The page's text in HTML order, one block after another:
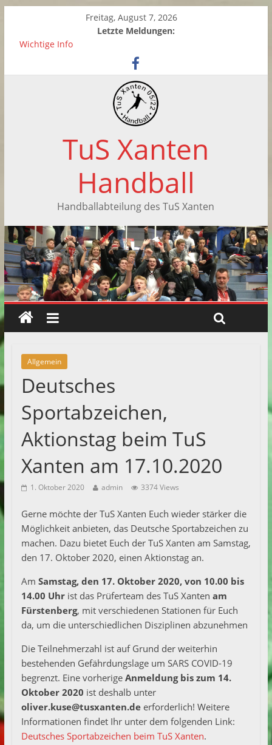
Freitag, August 7, 2026
Letzte Meldungen:
Wichtige Info
Zwei neue Kinderhandball-Trainerinnen beim TuS Xanten
Saisonabschluss der weiblichen C-Jugend
Handballtag in Xanten
Saisonabschluss der F-Jugend
TuS Xanten
Handball
Handballabteilung des TuS Xanten
Allgemein
Deutsches
Sportabzeichen,
Aktionstag beim TuS
Xanten am 17.10.2020
1. Oktober 2020 admin 3374 Views
Gerne möchte der TuS Xanten Euch wieder stärker die
Möglichkeit anbieten, das Deutsche Sportabzeichen zu
machen. Dazu bietet Euch der TuS Xanten am Samstag,
den 17. Oktober 2020, einen Aktionstag an.
Am Samstag, den 17. Oktober 2020, von 10.00 bis
14.00 Uhrist das Prüferteam des TuS Xanten am
Fürstenberg, mit verschiedenen Stationen für Euch
da, um die unterschiedlichen Disziplinen abzunehmen
Die Teilnehmerzahl ist auf Grund der weiterhin
bestehenden Gefährdungslage um SARS COVID-19
begrenzt. Eine vorherige Anmeldung bis zum 14.
Oktober 2020 ist deshalb unter
oliver.kuse@tusxanten.deerforderlich! Weitere
Informationen findet Ihr unter dem folgenden Link:
Deutsches Sportabzeichen beim TuS Xanten.